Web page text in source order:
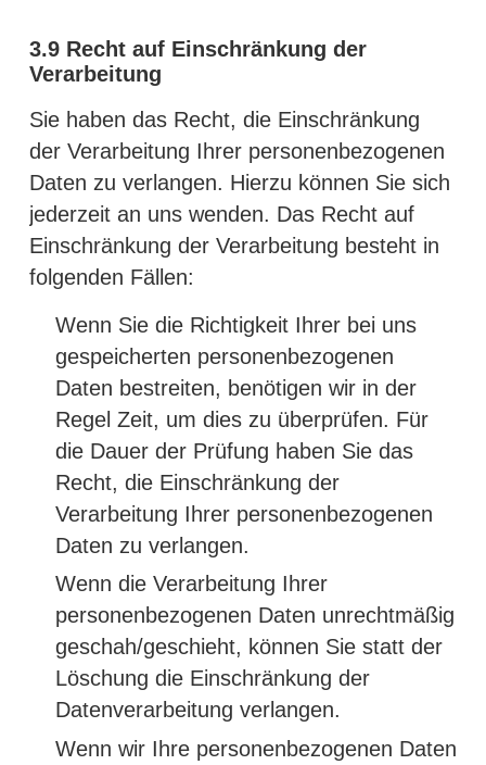
3.9 Recht auf Einschränkung der
Verarbeitung
Sie haben das Recht, die Einschränkung
der Verarbeitung Ihrer personenbezogenen
Daten zu verlangen. Hierzu können Sie sich
jederzeit an uns wenden. Das Recht auf
Einschränkung der Verarbeitung besteht in
folgenden Fällen:
Wenn Sie die Richtigkeit Ihrer bei uns
gespeicherten personenbezogenen
Daten bestreiten, benötigen wir in der
Regel Zeit, um dies zu überprüfen. Für
die Dauer der Prüfung haben Sie das
Recht, die Einschränkung der
Verarbeitung Ihrer personenbezogenen
Daten zu verlangen.
Wenn die Verarbeitung Ihrer
personenbezogenen Daten unrechtmäßig
geschah/geschieht, können Sie statt der
Löschung die Einschränkung der
Datenverarbeitung verlangen.
Wenn wir Ihre personenbezogenen Daten